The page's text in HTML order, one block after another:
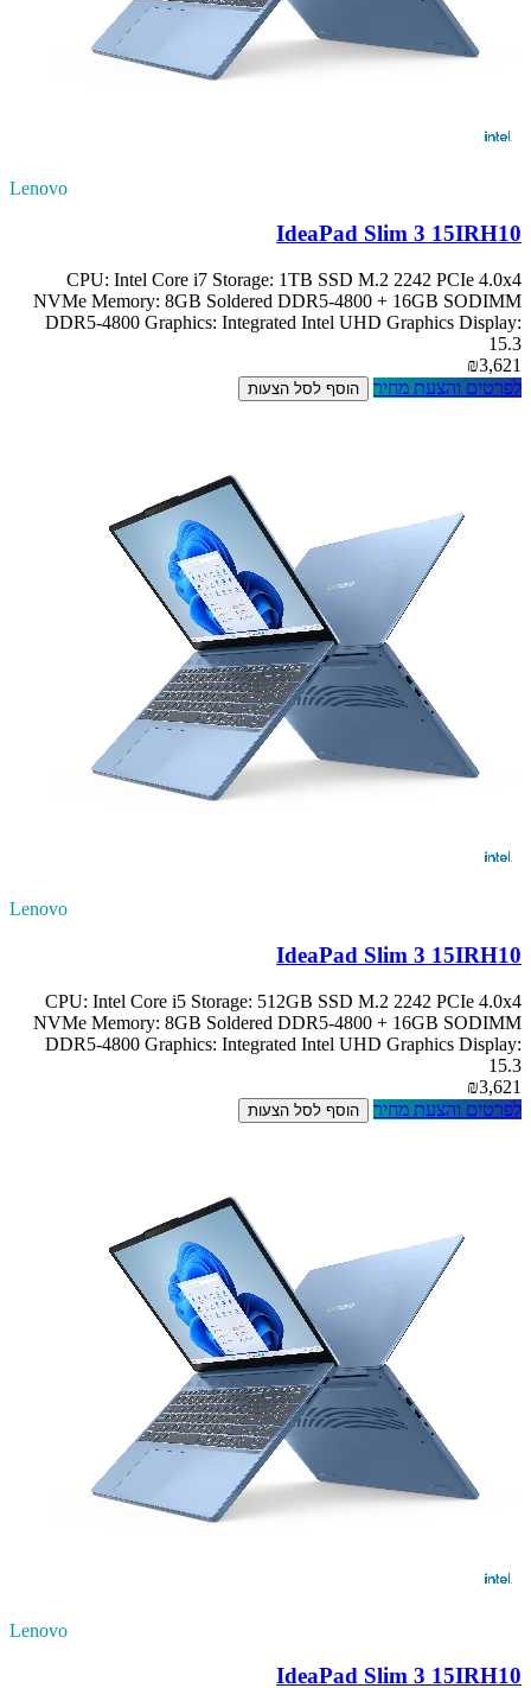
Lenovo
IdeaPad Slim 3 15IRH10
CPU: Intel Core i7 Storage: 1TB SSD M.2 2242 PCIe 4.0x4
NVMe Memory: 8GB Soldered DDR5-4800 + 16GB SODIMM
DDR5-4800 Graphics: Integrated Intel UHD Graphics Display:
15.3
₪3,621
לפרטים והצעת מחיר
הוסף לסל הצעות
Lenovo
IdeaPad Slim 3 15IRH10
CPU: Intel Core i5 Storage: 512GB SSD M.2 2242 PCIe 4.0x4
NVMe Memory: 8GB Soldered DDR5-4800 + 16GB SODIMM
DDR5-4800 Graphics: Integrated Intel UHD Graphics Display:
15.3
₪3,621
לפרטים והצעת מחיר
הוסף לסל הצעות
Lenovo
IdeaPad Slim 3 15IRH10